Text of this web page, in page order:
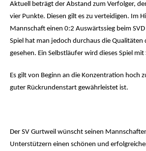
Aktuell beträgt der Abstand zum Verfolger,
vier Punkte. Diesen gilt es zu verteidigen. Im
Mannschaft einen 0:2 Auswärtssieg beim
Spiel hat man jedoch durchaus die Qualitäten
gesehen. Ein Selbstläufer wird dieses Spiel
Es gilt von Beginn an die Konzentration hoch
guter Rückrundenstart gewährleistet ist.
Der SV Gurtweil wünscht seinen
Unterstützern einen schönen und